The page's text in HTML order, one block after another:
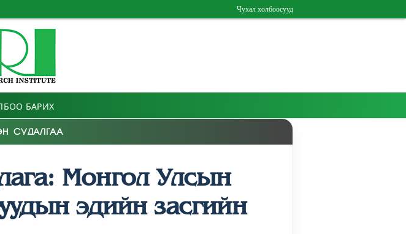
Чухал холбоосууд
БАРИХ
СУДАЛГАА
Монгол Улсын
эдийн засгийн